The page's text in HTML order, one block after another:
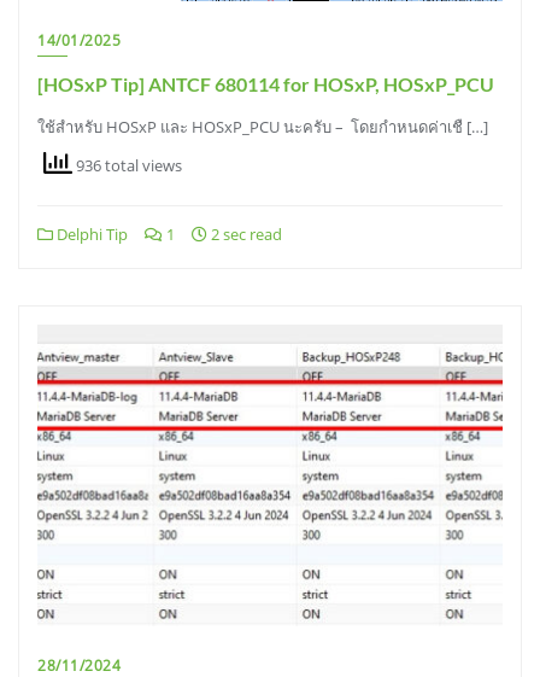
14/01/2025
[HOSxP Tip] ANTCF 680114 for HOSxP, HOSxP_PCU
ใช้สำหรับ HOSxP และ HOSxP_PCU นะครับ – โดยกำหนดค่าเชื […]
936 total views
Delphi Tip 1 2 sec read
28/11/2024